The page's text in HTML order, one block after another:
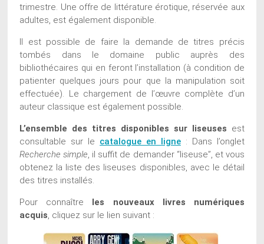
trimestre. Une offre de littérature érotique, réservée aux
adultes, est également disponible.
Il est possible de faire la demande de titres précis
tombés dans le domaine public auprès des
bibliothécaires qui en feront l’installation (à condition de
patienter quelques jours pour que la manipulation soit
effectuée). Le chargement de l’œuvre complète d’un
auteur classique est également possible.
L’ensemble des titres disponibles sur liseuses est
consultable sur le catalogue en ligne: Dans l’onglet
Recherche simple, il suffit de demander “liseuse”, et vous
obtenez la liste des liseuses disponibles, avec le détail
des titres installés.
Pour connaître les nouveaux livres numériques
acquis, cliquez sur le lien suivant :